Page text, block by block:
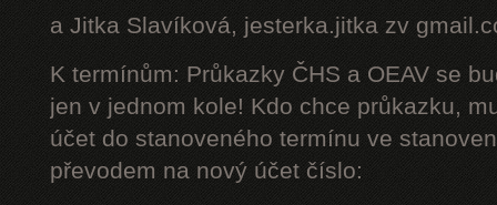
a Jitka Slavíková, jesterka.jitka zv
K termínům: Průkazky ČHS a OEAV se
jen v jednom kole! Kdo chce průkazku,
účet do stanoveného termínu ve
převodem na nový účet číslo: